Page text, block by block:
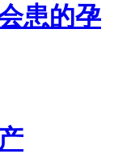
患的孕